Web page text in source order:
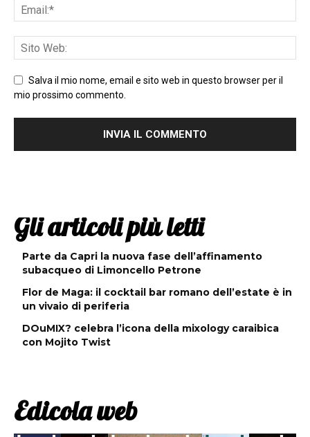
Salva il mio nome, email e sito web in questo browser per il
mio prossimo commento.
Gli articoli più letti
Parte da Capri la nuova fase dell’affinamento
subacqueo di Limoncello Petrone
Flor de Maga: il cocktail bar romano dell’estate è in
un vivaio di periferia
DOuMIX? celebra l’icona della mixology caraibica
con Mojito Twist
Edicola web